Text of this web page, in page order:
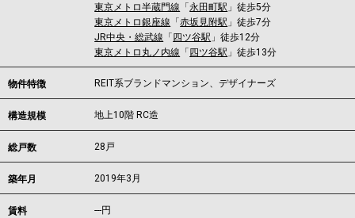
東京メトロ半蔵門線 「永田町駅 」徒歩5分
東京メトロ銀座線 「赤坂見附駅 」徒歩7分
JR中央・総武線 「 四ツ谷駅 」徒歩12分
東京メトロ丸ノ内線 「 四ツ谷駅 」徒歩13分
物件特徴 REIT系ブランドマンション、デザイナーズ
構造規模 地上10階 RC造
総戸数 28戸
築年月 2019年3月
賃料 ---円